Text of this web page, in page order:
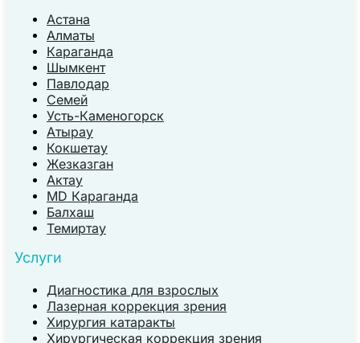
Астана
Алматы
Караганда
Шымкент
Павлодар
Семей
Усть-Каменогорск
Атырау
Кокшетау
Жезказган
Актау
MD Караганда
Балхаш
Темиртау
Услуги
Диагностика для взрослых
Лазерная коррекция зрения
Хирургия катаракты
Хирургическая коррекция зрения